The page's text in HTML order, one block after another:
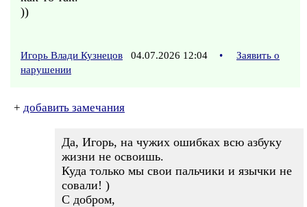
))
Игорь Влади Кузнецов 04.07.2026 12:04 •
Заявить о
нарушении
+ добавить замечания
Да, Игорь, на чужих ошибках всю азбуку
жизни не освоишь.
Куда только мы свои пальчики и язычки не
совали! )
С добром,